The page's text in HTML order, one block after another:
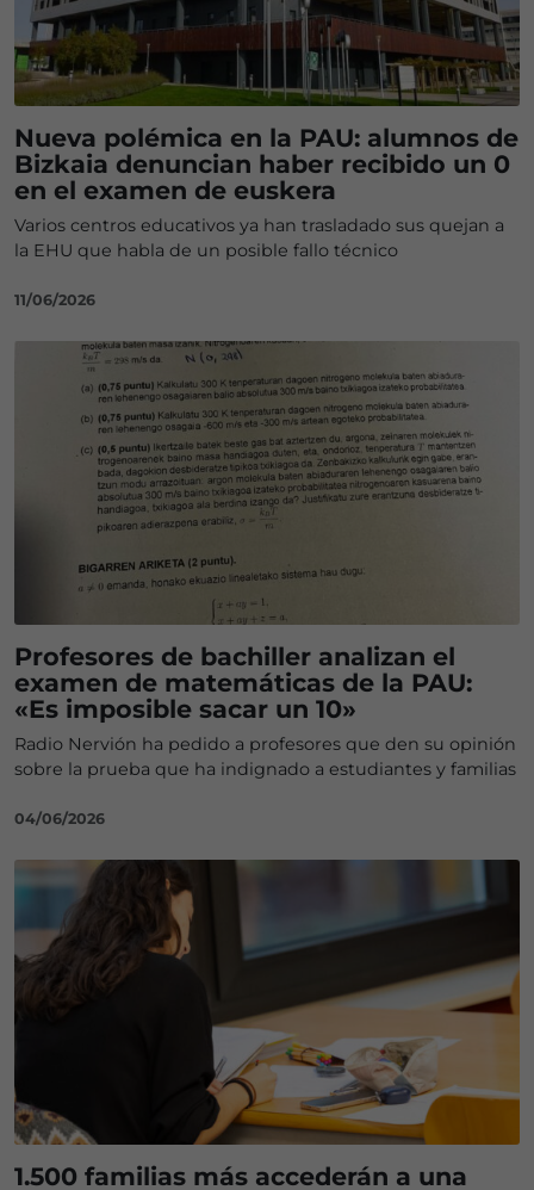
Nueva polémica en la PAU: alumnos de
Bizkaia denuncian haber recibido un 0
en el examen de euskera
Varios centros educativos ya han trasladado sus quejan a
la EHU que habla de un posible fallo técnico
11/06/2026
Profesores de bachiller analizan el
examen de matemáticas de la PAU:
«Es imposible sacar un 10»
Radio Nervión ha pedido a profesores que den su opinión
sobre la prueba que ha indignado a estudiantes y familias
04/06/2026
1.500 familias más accederán a una